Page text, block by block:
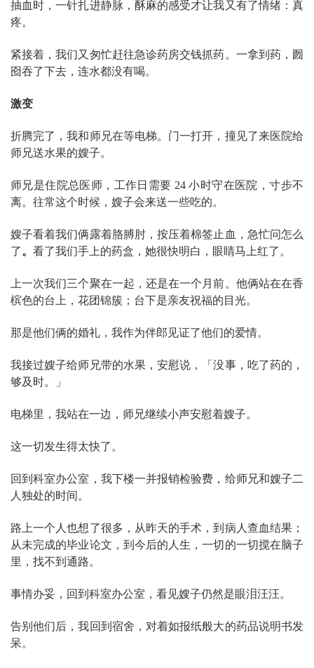
抽血时，一针扎进静脉，酥麻的感受才让我又有了情绪：真
疼。
紧接着，我们又匆忙赶往急诊药房交钱抓药。一拿到药，囫
囵吞了下去，连水都没有喝。
激变
折腾完了，我和师兄在等电梯。门一打开，撞见了来医院给
师兄送水果的嫂子。
师兄是住院总医师，工作日需要 24 小时守在医院，寸步不
离。往常这个时候，嫂子会来送一些吃的。
嫂子看着我们俩露着胳膊肘，按压着棉签止血，急忙问怎么
了。 看了我们手上的药盒，她很快明白，眼睛马上红了。
上一次我们三个聚在一起，还是在一个月前。他俩站在在香
槟色的台上，花团锦簇；台下是亲友祝福的目光。
那是他们俩的婚礼，我作为伴郎见证了他们的爱情。
我接过嫂子给师兄带的水果，安慰说，「没事，吃了药的，
够及时。」
电梯里，我站在一边，师兄继续小声安慰着嫂子。
这一切发生得太快了。
回到科室办公室，我下楼一并报销检验费，给师兄和嫂子二
人独处的时间。
路上一个人也想了很多，从昨天的手术，到病人查血结果；
从未完成的毕业论文，到今后的人生，一切的一切搅在脑子
里，找不到通路。
事情办妥，回到科室办公室，看见嫂子仍然是眼泪汪汪。
告别他们后，我回到宿舍，对着如报纸般大的药品说明书发
呆。